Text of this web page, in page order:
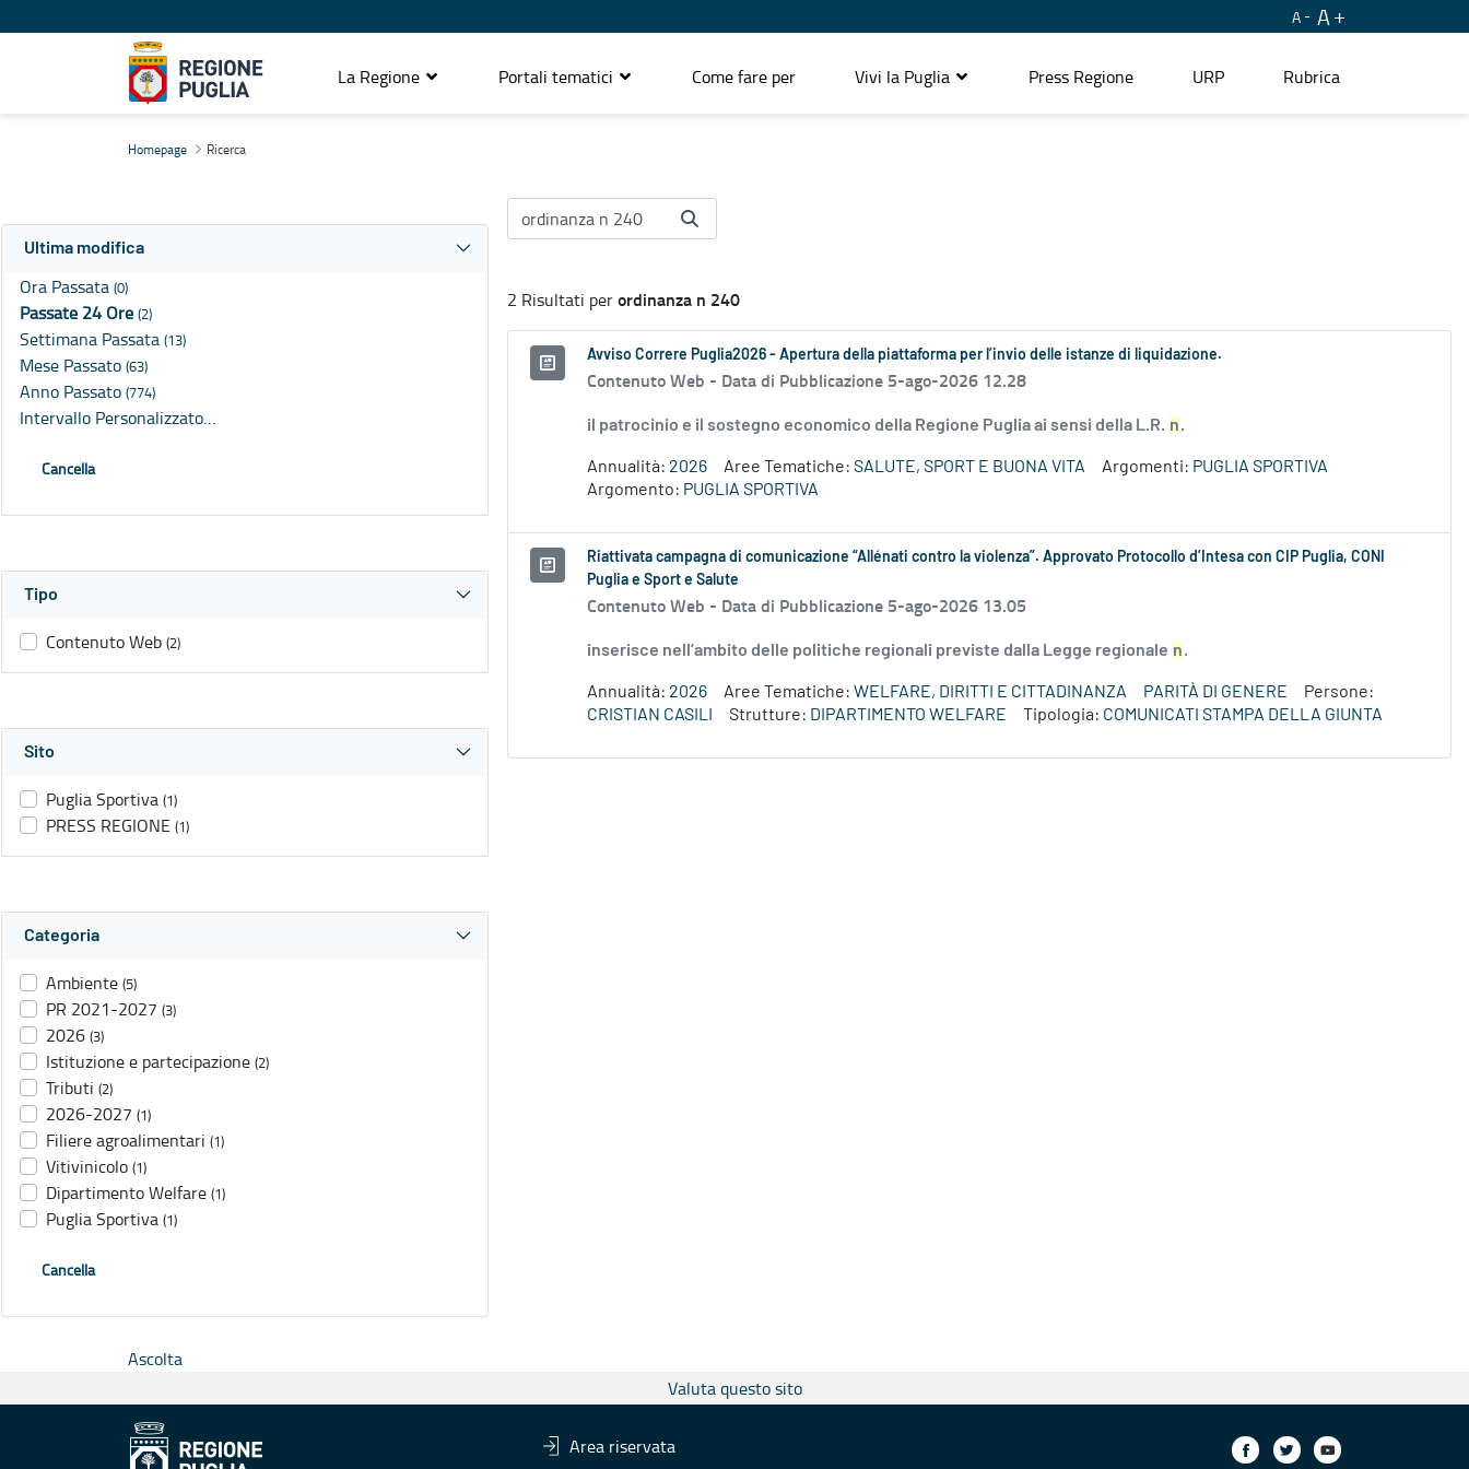
A A
La Regione Portali tematici Come fare per Vivi la Puglia Press Regione URP Rubrica
Homepage Ricerca
Ultima modifica
Ora Passata (0)
Passate 24 Ore (2)
Settimana Passata (13)
Mese Passato (63)
Anno Passato (774)
Intervallo Personalizzato…
Cancella
Tipo
Contenuto Web (2)
Sito
Puglia Sportiva (1)
PRESS REGIONE (1)
Categoria
Ambiente (5)
PR 2021-2027 (3)
2026 (3)
Istituzione e partecipazione (2)
Tributi (2)
2026-2027 (1)
Filiere agroalimentari (1)
Vitivinicolo (1)
Dipartimento Welfare (1)
Puglia Sportiva (1)
Cancella
2 Risultati perordinanza n 240
Avviso Correre Puglia2026 - Apertura della piattaforma per l’invio delle istanze di liquidazione.
Contenuto Web - Data di Pubblicazione 5-ago-2026 12.28
il patrocinio e il sostegno economico della Regione Puglia ai sensi della L.R. n.
Annualità: 2026 Aree Tematiche: SALUTE, SPORT E BUONA VITA Argomenti: PUGLIA SPORTIVA
Argomento: PUGLIA SPORTIVA
Riattivata campagna di comunicazione “Allénati contro la violenza”. Approvato Protocollo d’Intesa con CIP Puglia, CONI
Puglia e Sport e Salute
Contenuto Web - Data di Pubblicazione 5-ago-2026 13.05
inserisce nell’ambito delle politiche regionali previste dalla Legge regionale n.
Annualità: 2026 Aree Tematiche: WELFARE, DIRITTI E CITTADINANZA PARITÀ DI GENERE
Persone:
CRISTIAN CASILI
Strutture: DIPARTIMENTO WELFARE Tipologia: COMUNICATI STAMPA DELLA GIUNTA
Ascolta
Valuta questo sito
Area riservata